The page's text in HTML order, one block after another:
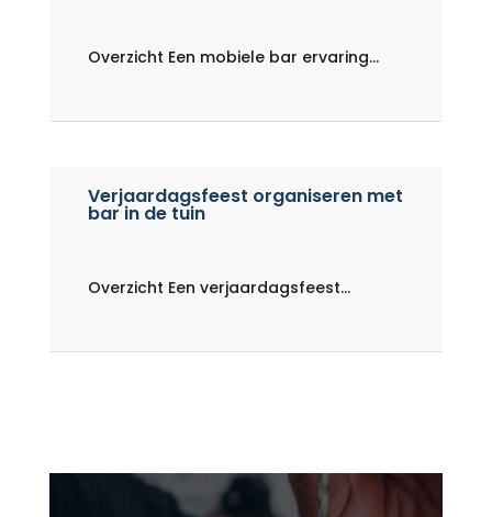
Overzicht Een mobiele bar ervaring...
Verjaardagsfeest organiseren met
bar in de tuin
Overzicht Een verjaardagsfeest...